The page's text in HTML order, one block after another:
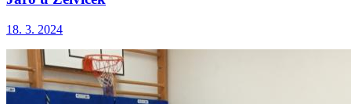
18. 3. 2024